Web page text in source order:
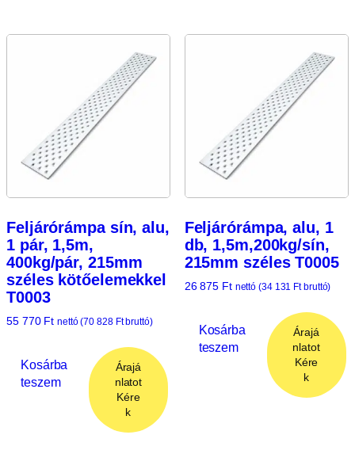
Feljárórámpa sín, alu,
1 pár, 1,5m,
400kg/pár, 215mm
széles kötőelemekkel
T0003
55 770 Ft nettó (70 828 Ftbruttó)
Kosárba
teszem
Árajá
nlatot
Kére
k
Feljárórámpa, alu, 1
db, 1,5m,200kg/sín,
215mm széles T0005
26 875 Ft nettó (34 131 Ftbruttó)
Kosárba
teszem
Árajá
nlatot
Kére
k